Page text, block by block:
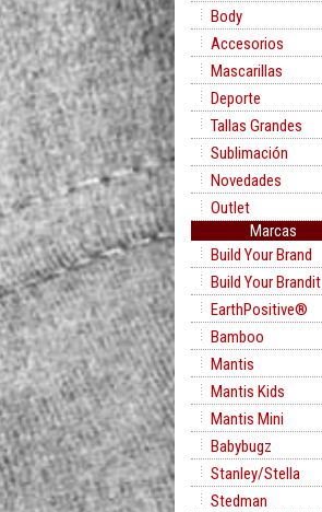
Body
Accesorios
Mascarillas
Deporte
Tallas Grandes
Sublimación
Novedades
Outlet
Marcas
Build Your Brand
Build Your Brandit
EarthPositive®
Bamboo
Mantis
Mantis Kids
Mantis Mini
Babybugz
Stanley/Stella
Stedman